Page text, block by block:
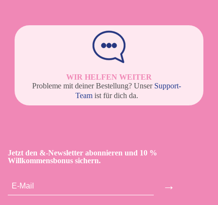
WIR HELFEN WEITER
Probleme mit deiner Bestellung? Unser Support-
Teamist für dich da.
Jetzt den &-Newsletter abonnieren und 10 %
Willkommensbonus sichern.
→